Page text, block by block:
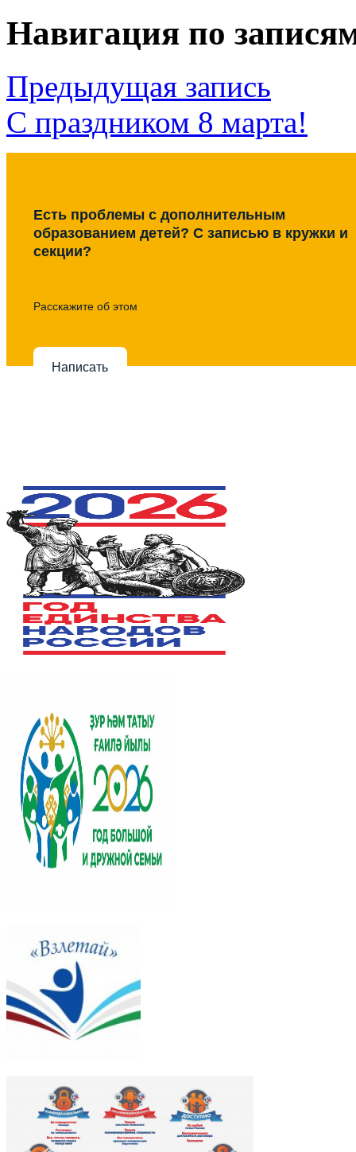
Навигация по
Предыдущая запись
С праздником 8 марта!
Есть проблемы с дополнительным
образованием детей? С записью в кружки и
секции?
Расскажите об этом
Написать